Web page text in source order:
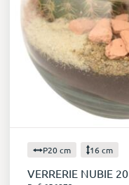
P20 cm 16 cm
VERRERIE NUBIE 20